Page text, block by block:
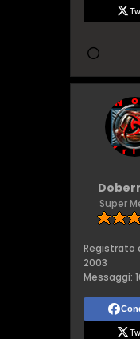
Super
Registrato
2003
Messaggi: